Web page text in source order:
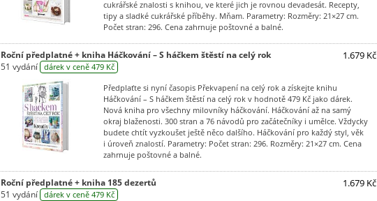
cukrářské znalosti s knihou, ve které jich je rovnou devadesát. Recepty,
tipy a sladké cukrářské příběhy. Mňam. Parametry: Rozměry: 21×27 cm.
Počet stran: 296. Cena zahrnuje poštovné a balné.
Roční předplatné + kniha Háčkování – S háčkem štěstí na celý rok
51 vydání dárek v ceně 479 Kč
1.679 Kč
Předplaťte si nyní časopis Překvapení na celý rok a získejte knihu
Háčkování – S háčkem štěstí na celý rok v hodnotě 479 Kč jako dárek.
Nová kniha pro všechny milovníky háčkování. Háčkování až na samý
okraj blaženosti. 300 stran a 76 návodů pro začátečníky i umělce. Vždycky
budete chtít vyzkoušet ještě něco dalšího. Háčkování pro každý styl, věk
i úroveň znalostí. Parametry: Počet stran: 296. Rozměry: 21×27 cm. Cena
zahrnuje poštovné a balné.
Roční předplatné + kniha 185 dezertů
51 vydání dárek v ceně 479 Kč
1.679 Kč